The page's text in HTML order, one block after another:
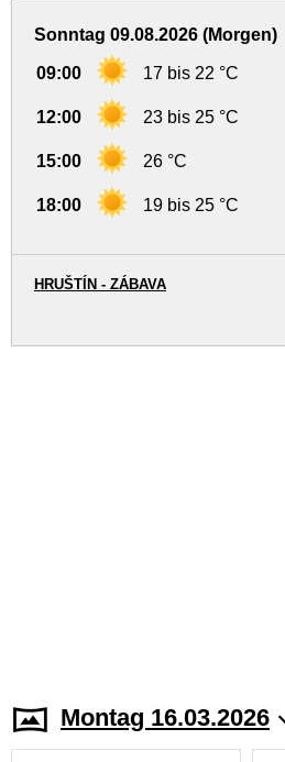
Sonntag 09.08.2026 (Morgen)
09:00 17 bis 22 °C
12:00 23 bis 25 °C
15:00 26 °C
18:00 19 bis 25 °C
HRUŠTÍN - ZÁBAVA
Montag 16.03.2026